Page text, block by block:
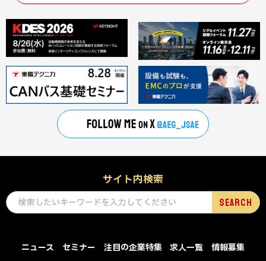
サイト内検索
ニュース セミナー 注目の企業特集 求人一覧 情報募集